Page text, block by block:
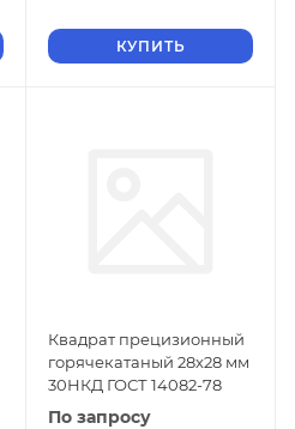
КУПИТЬ
Квадрат прецизионный
горячекатаный 28х28 мм
30НКД ГОСТ 14082-78
По запросу